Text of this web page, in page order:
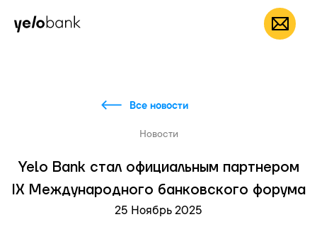
Частным лицам RU
Все новости
Новости
Yelo Bank стал официальным партнером
IX Международного банковского форума
25 Ноябрь 2025